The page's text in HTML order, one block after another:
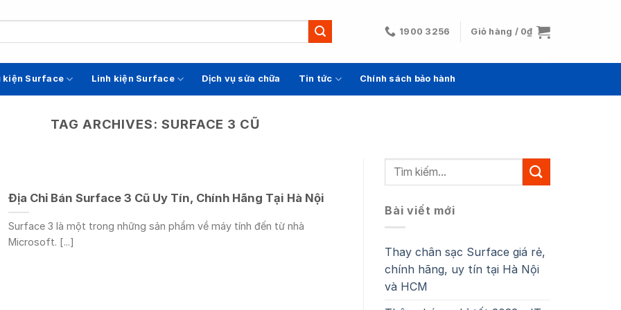
1900 3256 Giỏ hàng / 0₫
kiện Surface Linh kiện Surface Dịch vụ sửa chữa Tin tức Chính sách bảo hành
TAG ARCHIVES: SURFACE 3 CŨ
Địa Chỉ Bán Surface 3 Cũ Uy Tín, Chính Hãng Tại Hà Nội
Surface 3 là một trong những sản phẩm về máy tính đến từ nhà
Microsoft. [...]
Bài viết mới
Thay chân sạc Surface giá rẻ,
chính hãng, uy tín tại Hà Nội
và HCM